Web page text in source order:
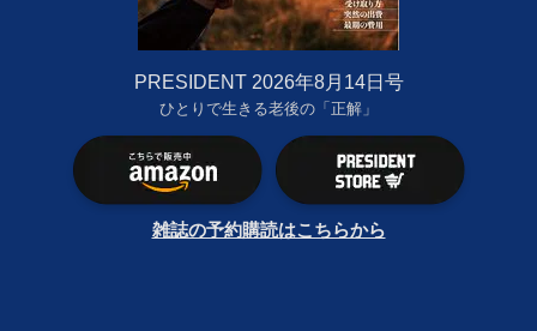
PRESIDENT 2026年8月14日号
ひとりで生きる老後の「正解」
雑誌の予約購読はこちらから